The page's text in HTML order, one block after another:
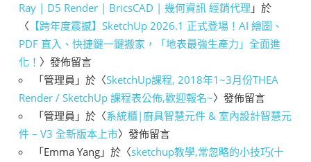
Ray | D5 Render | BricsCAD | 幾何資訊 經銷代理 」於
〈 【跨年度震撼】SketchUp 2026.1 正式登場！AI 繪圖、
PDF 直入、快捷鍵一鍵搬家，「地表最強生產力」全面進
化！ 〉發佈留言
「管理員 」於〈SketchUp課程, 2018年1~3月份THEA
Render / SketchUp 課程表公佈,歡迎報名~〉發佈留言
「管理員 」於〈系統櫃|廚具智慧元件 & 室內設計智慧元
件 – V3 全新版本上市〉發佈留言
「Emma Yang 」於〈sketchup教學,常忽略的小技巧(十